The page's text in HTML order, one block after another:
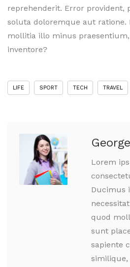
reprehenderit. Error provident,
soluta doloremque aut ratione.
mollitia illo minus
inventore?
LIFE SPORT TECH TRAVEL
Lorem
Ducimus
quod
sunt
sapiente
similique,